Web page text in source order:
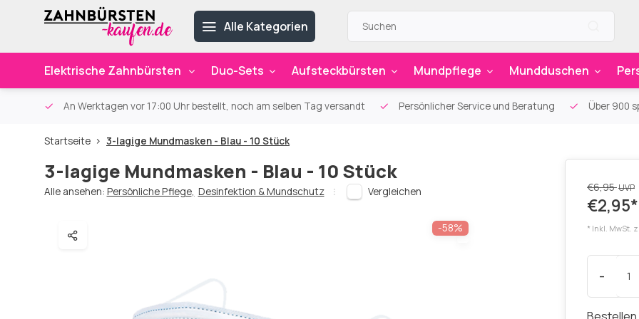
Alle Kategorien
Elektrische Zahnbürsten Duo-Sets Aufsteckbürsten Mundpflege Mundduschen
An Werktagen vor 17:00 Uhr bestellt, noch am selben Tag versandt Persönlicher Service und Beratung Über 900
Startseite 3-lagige Mundmasken - Blau - 10 Stück
3-lagige Mundmasken - Blau - 10 Stück
Alle ansehen: Persönliche Pflege, Desinfektion & Mundschutz Vergleichen
-58%
€6,95UVP
€2,95*
* Inkl. MwSt.
-